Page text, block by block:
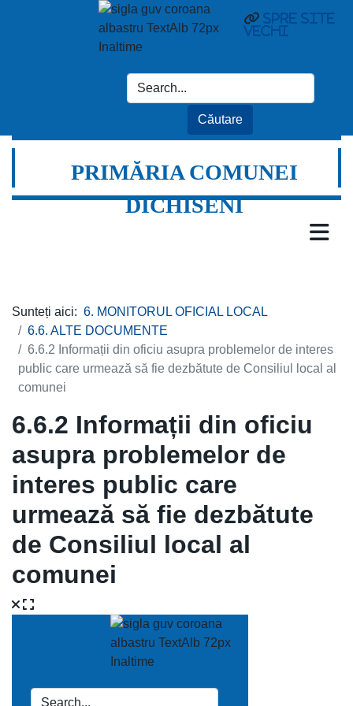
Spre site
vechi
PRIMĂRIA COMUNEI
DICHISENI
Sunteți aici: 6. MONITORUL OFICIAL LOCAL
6.6. ALTE DOCUMENTE
6.6.2 Informații din oficiu asupra problemelor de interes
public care urmează să fie dezbătute de Consiliul local al
comunei
6.6.2 Informații din oficiu
asupra problemelor de
interes public care
urmează să fie dezbătute
de Consiliul local al
comunei